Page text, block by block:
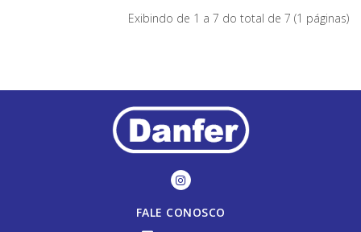
Exibindo de 1 a 7 do total de 7 (1 páginas)
FALE CONOSCO